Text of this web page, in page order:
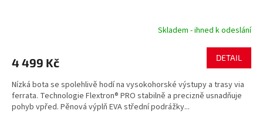
Skladem - ihned k odeslání
4 499 Kč DETAIL
Nízká bota se spolehlivě hodí na vysokohorské výstupy a trasy via
ferrata. Technologie Flextron® PRO stabilně a precizně usnadňuje
pohyb vpřed. Pěnová výplň EVA střední podrážky...